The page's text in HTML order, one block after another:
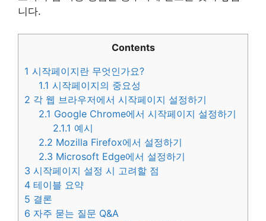
니다.
Contents
1 시작페이지란 무엇인가요?
1.1 시작페이지의 중요성
2 각 웹 브라우저에서 시작페이지 설정하기
2.1 Google Chrome에서 시작페이지 설정하기
2.1.1 예시
2.2 Mozilla Firefox에서 설정하기
2.3 Microsoft Edge에서 설정하기
3 시작페이지 설정 시 고려할 점
4 테이블 요약
5 결론
6 자주 묻는 질문 Q&A